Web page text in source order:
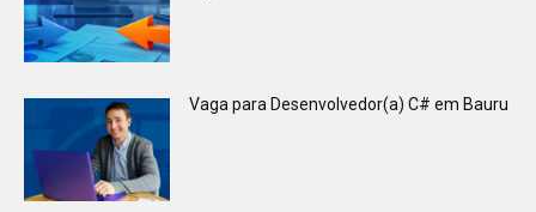
Vaga para Desenvolvedor(a) C# em Bauru